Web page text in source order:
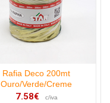
Rafia Deco 200mt
Ouro/Verde/Creme
7.58€ c/iva